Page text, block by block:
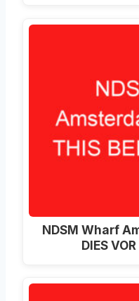
NDSM Wharf
DIES